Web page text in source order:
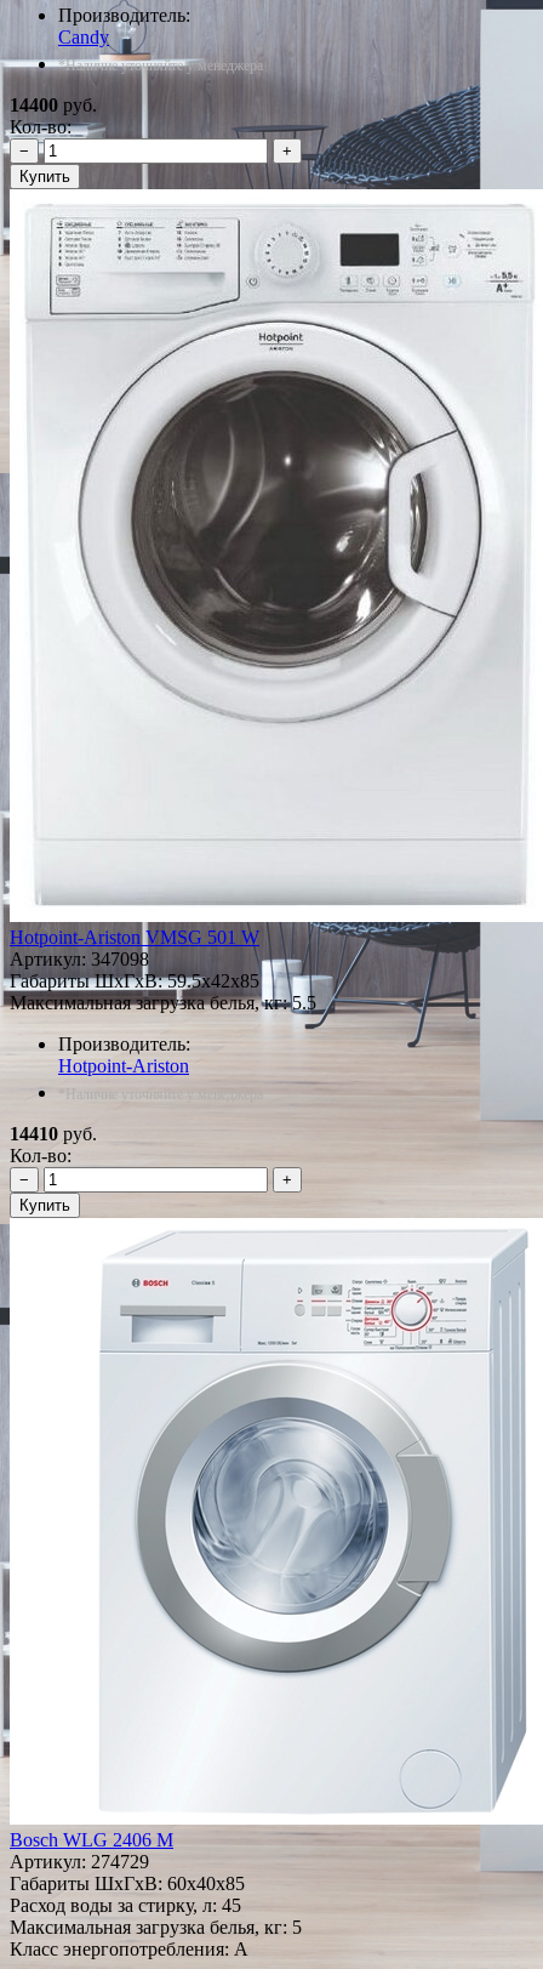
Производитель:
Candy
*Наличие уточняйте у менеджера
14400 руб.
Кол-во:
−
+
Купить
Hotpoint-Ariston VMSG 501 W
Артикул: 347098
Габариты ШxГxВ: 59.5x42x85
Максимальная загрузка белья, кг: 5.5
Производитель:
Hotpoint-Ariston
*Наличие уточняйте у менеджера
14410 руб.
Кол-во:
−
+
Купить
Bosch WLG 2406 M
Артикул: 274729
Габариты ШxГxВ: 60x40x85
Расход воды за стирку, л: 45
Максимальная загрузка белья, кг: 5
Класс энергопотребления: A